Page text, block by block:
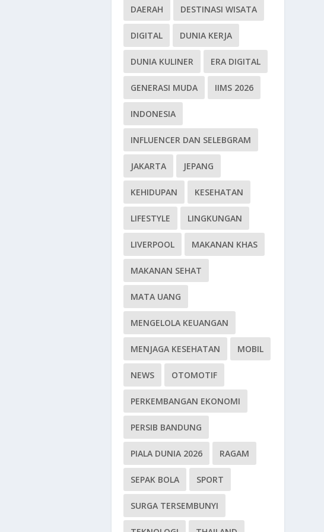
DAERAH DESTINASI WISATA
DIGITAL DUNIA KERJA
DUNIA KULINER ERA DIGITAL
GENERASI MUDA IIMS 2026
INDONESIA
INFLUENCER DAN SELEBGRAM
JAKARTA JEPANG
KEHIDUPAN KESEHATAN
LIFESTYLE LINGKUNGAN
LIVERPOOL MAKANAN KHAS
MAKANAN SEHAT
MATA UANG
MENGELOLA KEUANGAN
MENJAGA KESEHATAN MOBIL
NEWS OTOMOTIF
PERKEMBANGAN EKONOMI
PERSIB BANDUNG
PIALA DUNIA 2026 RAGAM
SEPAK BOLA SPORT
SURGA TERSEMBUNYI